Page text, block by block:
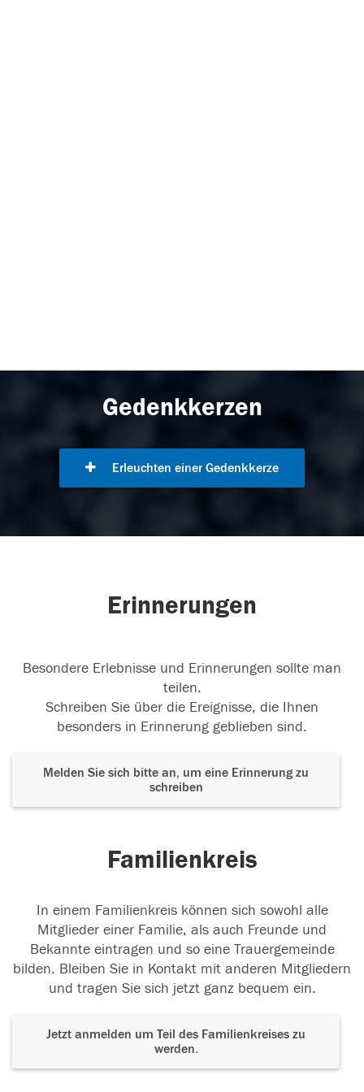
Gedenkkerzen
Erleuchten einer Gedenkkerze
Erinnerungen
Besondere Erlebnisse und Erinnerungen sollte man
teilen.
Schreiben Sie über die Ereignisse, die Ihnen
besonders in Erinnerung geblieben sind.
Melden Sie sich bitte an, um eine Erinnerung zu
schreiben
Familienkreis
In einem Familienkreis können sich sowohl alle
Mitglieder einer Familie, als auch Freunde und
Bekannte eintragen und so eine Trauergemeinde
bilden. Bleiben Sie in Kontakt mit anderen Mitgliedern
und tragen Sie sich jetzt ganz bequem ein.
Jetzt anmelden um Teil des Familienkreises zu
werden.